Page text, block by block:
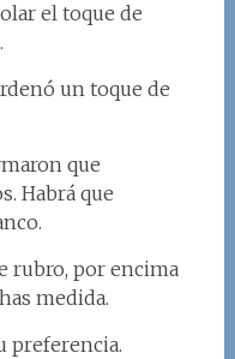
el toque de
un toque de
que
Habrá que
rubro, por encima
medida.
preferencia.